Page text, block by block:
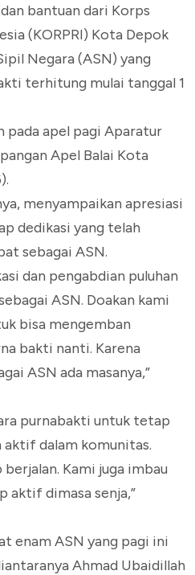
bantuan dari Korps
(KORPRI) Kota Depok
Negara (ASN) yang
terhitung mulai tanggal 1
pada apel pagi Aparatur
Apel Balai Kota
menyampaikan apresiasi
dedikasi yang telah
sebagai ASN.
dan pengabdian puluhan
ASN. Doakan kami
bisa mengemban
bakti nanti. Karena
ASN ada masanya,”
purnabakti untuk tetap
aktif dalam komunitas.
Kami juga imbau
aktif dimasa senja,”
enam ASN yang pagi ini
Ahmad Ubaidillah